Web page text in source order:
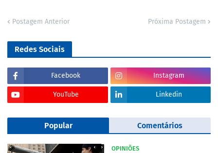
Postagem Anterior Próxima Postagem
Redes Sociais
Facebook Instagram
YouTube Linkedin
Popular Comentários
OPINIÕES